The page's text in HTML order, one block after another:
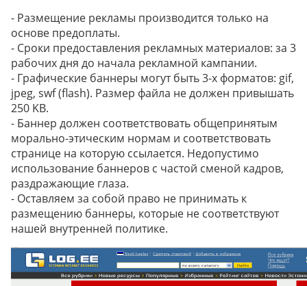
- Размещение рекламы производится только на
основе предоплаты.
- Сроки предоставления рекламных материалов: за 3
рабочих дня до начала рекламной кампании.
- Графические баннеры могут быть 3-х форматов: gif,
jpeg, swf (flash). Размер файла не должен привышать
250 KB.
- Баннер должен соответствовать общепринятым
морально-этическим нормам и соответствовать
странице на которую ссылается. Недопустимо
использование баннеров с частой сменой кадров,
раздражающие глаза.
- Оставляем за собой право не принимать к
размещению баннеры, которые не соответствуют
нашей внутренней политике.